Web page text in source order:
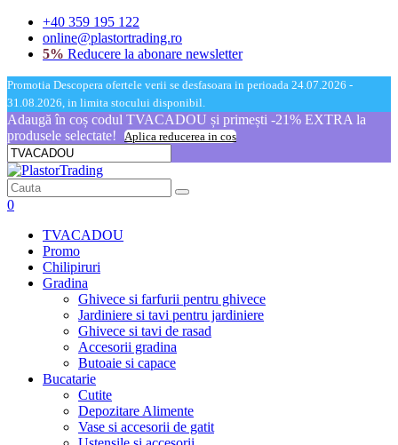
+40 359 195 122
online@plastortrading.ro
5% Reducere la abonare newsletter
Promotia Descopera ofertele verii se desfasoara in perioada 24.07.2026 -
31.08.2026, in limita stocului disponibil.
Adaugă în coș codul TVACADOU și primești -21% EXTRA la
produsele selectate!
Aplica reducerea in cos
0
TVACADOU
Promo
Chilipiruri
Gradina
Ghivece si farfurii pentru ghivece
Jardiniere si tavi pentru jardiniere
Ghivece si tavi de rasad
Accesorii gradina
Butoaie si capace
Bucatarie
Cutite
Depozitare Alimente
Vase si accesorii de gatit